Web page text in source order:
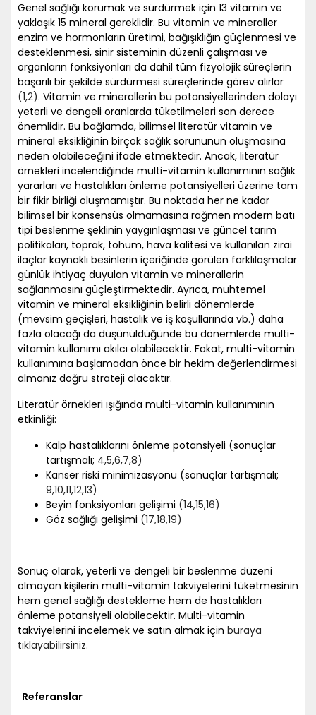
Genel sağlığı korumak ve sürdürmek için 13 vitamin ve
yaklaşık 15 mineral gereklidir. Bu vitamin ve mineraller
enzim ve hormonların üretimi, bağışıklığın güçlenmesi ve
desteklenmesi, sinir sisteminin düzenli çalışması ve
organların fonksiyonları da dahil tüm fizyolojik süreçlerin
başarılı bir şekilde sürdürmesi süreçlerinde görev alırlar
(1,2). Vitamin ve minerallerin bu potansiyellerinden dolayı
yeterli ve dengeli oranlarda tüketilmeleri son derece
önemlidir. Bu bağlamda, bilimsel literatür vitamin ve
mineral eksikliğinin birçok sağlık sorununun oluşmasına
neden olabileceğini ifade etmektedir. Ancak, literatür
örnekleri incelendiğinde multi-vitamin kullanımının sağlık
yararları ve hastalıkları önleme potansiyelleri üzerine tam
bir fikir birliği oluşmamıştır. Bu noktada her ne kadar
bilimsel bir konsensüs olmamasına rağmen modern batı
tipi beslenme şeklinin yaygınlaşması ve güncel tarım
politikaları, toprak, tohum, hava kalitesi ve kullanılan zirai
ilaçlar kaynaklı besinlerin içeriğinde görülen farklılaşmalar
günlük ihtiyaç duyulan vitamin ve minerallerin
sağlanmasını güçleştirmektedir. Ayrıca, muhtemel
vitamin ve mineral eksikliğinin belirli dönemlerde
(mevsim geçişleri, hastalık ve iş koşullarında vb.) daha
fazla olacağı da düşünüldüğünde bu dönemlerde multi-
vitamin kullanımı akılcı olabilecektir. Fakat, multi-vitamin
kullanımına başlamadan önce bir hekim değerlendirmesi
almanız doğru strateji olacaktır.
Literatür örnekleri ışığında multi-vitamin kullanımının
etkinliği:
Kalp hastalıklarını önleme potansiyeli (sonuçlar
tartışmalı; 4,5,6,7,8)
Kanser riski minimizasyonu (sonuçlar tartışmalı;
9,10,11,12,13)
Beyin fonksiyonları gelişimi (14,15,16)
Göz sağlığı gelişimi (17,18,19)
Sonuç olarak, yeterli ve dengeli bir beslenme düzeni
olmayan kişilerin multi-vitamin takviyelerini tüketmesinin
hem genel sağlığı destekleme hem de hastalıkları
önleme potansiyeli olabilecektir. Multi-vitamin
takviyelerini incelemek ve satın almak için buraya
tıklayabilirsiniz.
Referanslar